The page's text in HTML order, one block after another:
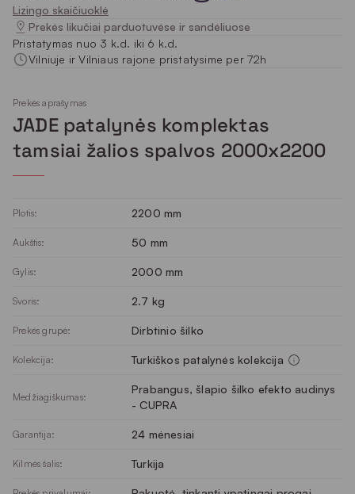
Lizingo skaičiuoklė
Prekės likučiai parduotuvėse ir sandėliuose
Pristatymas nuo 3 k.d. iki 6 k.d.
Vilniuje ir Vilniaus rajone pristatysime per 72h
Prekės aprašymas
JADE patalynės komplektas
tamsiai žalios spalvos 2000x2200
Plotis: 2200 mm
Aukštis: 50 mm
Gylis: 2000 mm
Svoris: 2.7 kg
Prekės grupė: Dirbtinio šilko
Kolekcija: Turkiškos patalynės kolekcija
Medžiagiškumas:
Prabangus, šlapio šilko efekto audinys
- CUPRA
Garantija: 24 mėnesiai
Kilmės šalis: Turkija